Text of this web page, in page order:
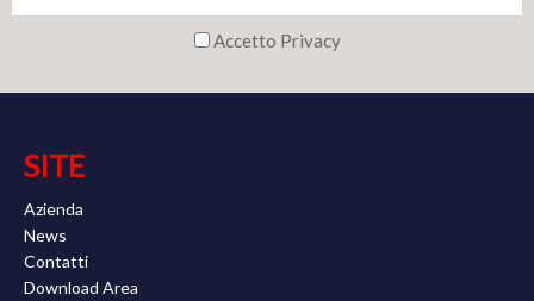
Accetto Privacy
SITE
Azienda
News
Contatti
Download Area